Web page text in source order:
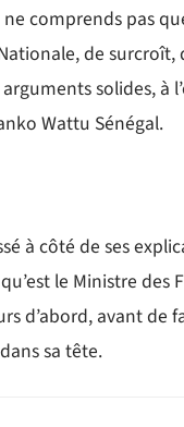
comprends pas
de surcroît,
solides, à
Wattu Sénégal.
à côté de ses
le Ministre des
d’abord, avant de
sa tête.